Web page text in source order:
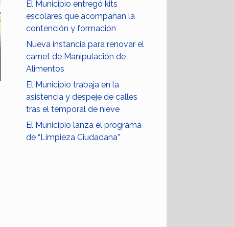
El Municipio entregó kits
escolares que acompañan la
contención y formación
Nueva instancia para renovar el
carnet de Manipulación de
Alimentos
El Municipio trabaja en la
asistencia y despeje de calles
tras el temporal de nieve
El Municipio lanza el programa
de “Limpieza Ciudadana”